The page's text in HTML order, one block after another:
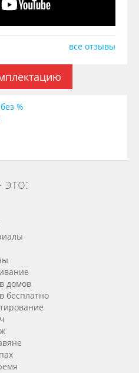
все отзывы
%
домов
бесплатно